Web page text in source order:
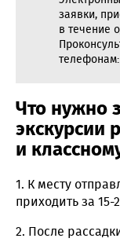
заявки,
в течение
телефонам:
Что нужно
экскурсии
и
1. К месту
приходить за
2. После